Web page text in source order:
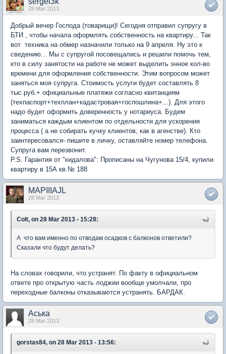
28 Mar 2013
Добрый вечер Господа (товарищи)! Сегодня отправил супругу в
БТИ , чтобы начала оформлять собственность на квартиру... Так
вот техника на обмер назначили только на 9 апреля. Ну это к
сведению... Мы с супругой посовещались и решили помочь тем,
кто в силу занятости на работе не может выделить энное кол-во
времени для оформления собственности. Этим вопросом может
заняться моя супруга. Стоимость услуги будет составлять 8
тыс.руб.+ официальные платежи согласно квитанциям
(техпаспорт+техплан+кадастровая+госпошлина+...). Для этого
надо будет оформить доверенность у нотариуса. Будем
заниматься каждым клиентом по отдельности для ускорения
процесса ( а не собирать кучку клиентов, как в агенстве). Кто
заинтересовался- пишите в личку, оставляйте номер телефона.
Супруга вам перезвонит.
Р.S. Гарантия от "кидалова": Прописаны на Чугунова 15/4, купили
квартиру в 15А кв.№ 188
MAPIIIAJL
28 Mar 2013
Colt, on 28 Mar 2013 - 15:28:
А что вам именно по отводам осадков с балконов ответили?
Сказали что будут делать?
На словах говорили, что устранят. По факту в официальном
ответе про открытую часть лоджии вообще умолчали, про
переходные балконы отказываются устранять. БАРДАК.
Аська
28 Mar 2013
gorstas84, on 28 Mar 2013 - 13:56: